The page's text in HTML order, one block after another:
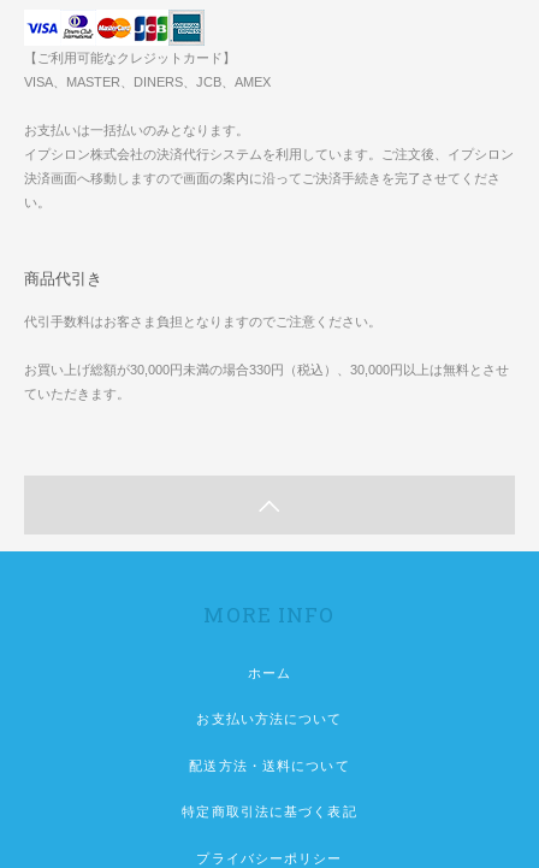
【ご利用可能なクレジットカード】
VISA、MASTER、DINERS、JCB、AMEX
お支払いは一括払いのみとなります。
イプシロン株式会社の決済代行システムを利用しています。ご注文後、イプシロン
決済画面へ移動しますので画面の案内に沿ってご決済手続きを完了させてくださ
い。
商品代引き
代引手数料はお客さま負担となりますのでご注意ください。
お買い上げ総額が30,000円未満の場合330円（税込）、30,000円以上は無料とさせ
ていただきます。
MORE INFO
ホーム
お支払い方法について
配送方法・送料について
特定商取引法に基づく表記
プライバシーポリシー